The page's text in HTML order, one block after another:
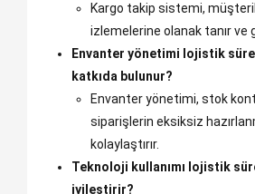
Kargo takip sistemi,
izlemelerine olanak tanır ve
Envanter yönetimi lojistik
katkıda bulunur?
Envanter yönetimi, stok
siparişlerin eksiksiz
kolaylaştırır.
Teknoloji kullanımı lojistik
iyileştirir?